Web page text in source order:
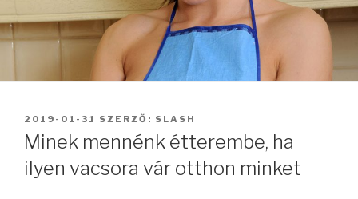
BEKÜLDVE:
2019-01-31 SZERZŐ: SLASH
Minek mennénk étterembe, ha
ilyen vacsora vár otthon minket